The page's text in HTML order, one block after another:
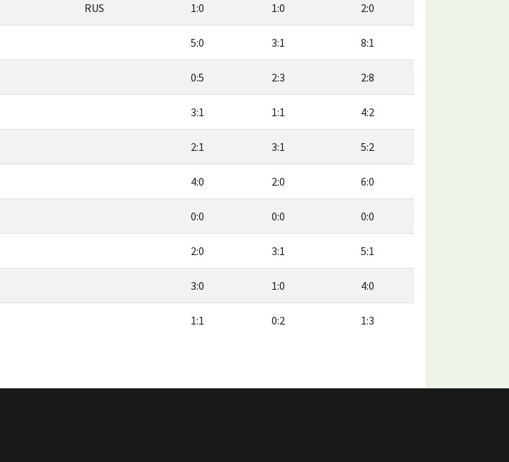
RUS 1:0 1:0 2:0
5:0 3:1 8:1
0:5 2:3 2:8
3:1 1:1 4:2
2:1 3:1 5:2
4:0 2:0 6:0
0:0 0:0 0:0
2:0 3:1 5:1
3:0 1:0 4:0
1:1 0:2 1:3